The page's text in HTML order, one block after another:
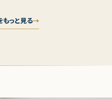
もっと見る